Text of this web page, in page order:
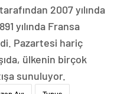
2007 yılında
yılında Fransa
Pazartesi hariç
ülkenin birçok
sunuluyor.